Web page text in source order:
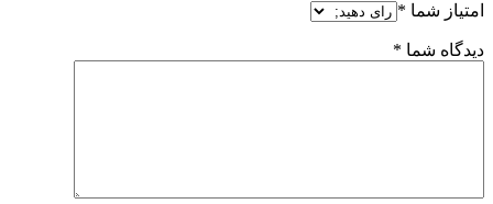
امتیاز شما *
دیدگاه شما *